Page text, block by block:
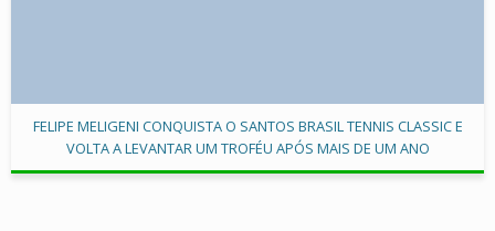
FELIPE MELIGENI CONQUISTA O SANTOS BRASIL TENNIS CLASSIC E
VOLTA A LEVANTAR UM TROFÉU APÓS MAIS DE UM ANO